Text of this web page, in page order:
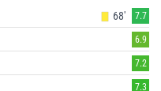
68' 7.7
6.9
7.2
7.3